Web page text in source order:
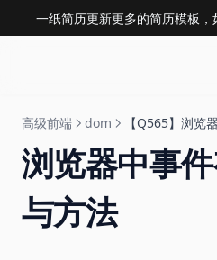
高级前端 dom 【Q565】浏览
浏览器中事
与方法